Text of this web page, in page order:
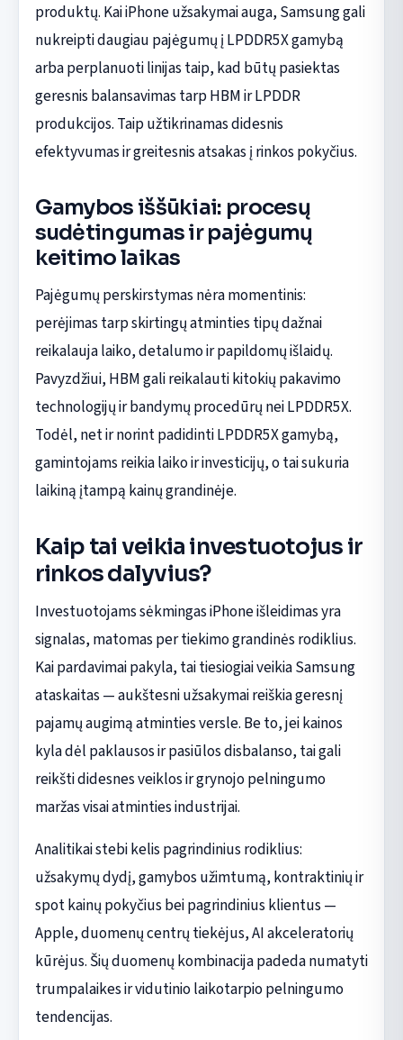
produktų. Kai iPhone užsakymai auga, Samsung gali
nukreipti daugiau pajėgumų į LPDDR5X gamybą
arba perplanuoti linijas taip, kad būtų pasiektas
geresnis balansavimas tarp HBM ir LPDDR
produkcijos. Taip užtikrinamas didesnis
efektyvumas ir greitesnis atsakas į rinkos pokyčius.
Gamybos iššūkiai: procesų
sudėtingumas ir pajėgumų
keitimo laikas
Pajėgumų perskirstymas nėra momentinis:
perėjimas tarp skirtingų atminties tipų dažnai
reikalauja laiko, detalumo ir papildomų išlaidų.
Pavyzdžiui, HBM gali reikalauti kitokių pakavimo
technologijų ir bandymų procedūrų nei LPDDR5X.
Todėl, net ir norint padidinti LPDDR5X gamybą,
gamintojams reikia laiko ir investicijų, o tai sukuria
laikiną įtampą kainų grandinėje.
Kaip tai veikia investuotojus ir
rinkos dalyvius?
Investuotojams sėkmingas iPhone išleidimas yra
signalas, matomas per tiekimo grandinės rodiklius.
Kai pardavimai pakyla, tai tiesiogiai veikia Samsung
ataskaitas — aukštesni užsakymai reiškia geresnį
pajamų augimą atminties versle. Be to, jei kainos
kyla dėl paklausos ir pasiūlos disbalanso, tai gali
reikšti didesnes veiklos ir grynojo pelningumo
maržas visai atminties industrijai.
Analitikai stebi kelis pagrindinius rodiklius:
užsakymų dydį, gamybos užimtumą, kontraktinių ir
spot kainų pokyčius bei pagrindinius klientus —
Apple, duomenų centrų tiekėjus, AI akceleratorių
kūrėjus. Šių duomenų kombinacija padeda numatyti
trumpalaikes ir vidutinio laikotarpio pelningumo
tendencijas.